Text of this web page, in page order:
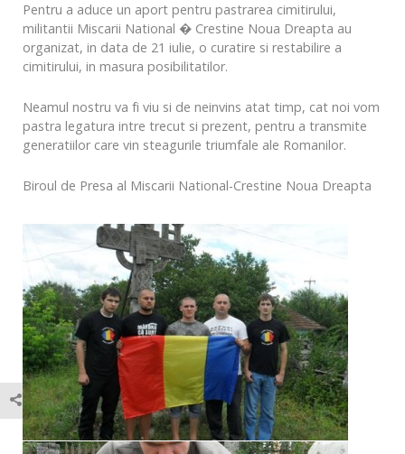
Pentru a aduce un aport pentru pastrarea cimitirului,
militantii Miscarii National � Crestine Noua Dreapta au
organizat, in data de 21 iulie, o curatire si restabilire a
cimitirului, in masura posibilitatilor.
Neamul nostru va fi viu si de neinvins atat timp, cat noi vom
pastra legatura intre trecut si prezent, pentru a transmite
generatiilor care vin steagurile triumfale ale Romanilor.
Biroul de Presa al Miscarii National-Crestine Noua Dreapta